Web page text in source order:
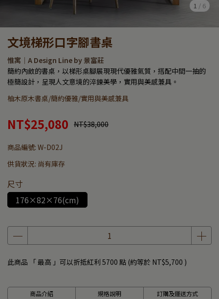
1 / 6
文境梯形口字腳書桌
惟寓｜A Design Line by 景富莊
簡約內斂的書桌，以梯形桌腳展現現代優雅氣質，搭配中間一抽的
極簡設計，呈現人文意境的淬鍊美學，實用與美感兼具。
柚木原木書桌/簡約優雅/實用與美感兼具
NT$25,080 NT$38,000
商品編號: W-D02J
供貨狀況: 尚有庫存
尺寸
176×82×76(cm)
此商品 「 最高 」可以折抵紅利 5700 點 (約等於 NT$5,700 )
商品介紹 規格說明 訂購及運送方式